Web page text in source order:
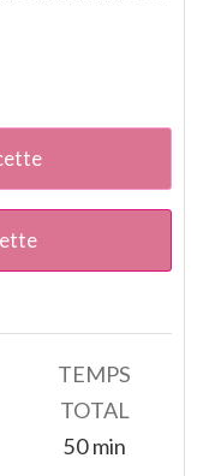
TEMPS
TOTAL
50minutes
min